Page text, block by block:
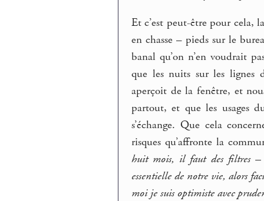
Et c’est peut-être pour cela,
en chasse – pieds sur le
banal qu’on n’en voudrait
que les nuits sur les lignes
aperçoit de la fenêtre, et
partout, et que les usages
s’échange. Que cela
risques qu’affronte la
huit mois, il faut des filtres –
essentielle de notre vie, alors
moi je suis optimiste avec